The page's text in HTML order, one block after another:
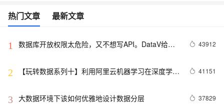
热门文章 最新文章
1
数据库开放权限太危险，又不想写API。DataV给你
43912
2
【玩转数据系列十】利用阿里云机器学习在深度学习
41151
3 大数据环境下该如何优雅地设计数据分层 37829